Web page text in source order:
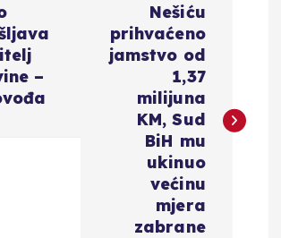
–
Nešiću
prihvaćeno
jamstvo od
1,37
milijuna
KM, Sud
BiH mu
ukinuo
većinu
mjera
zabrane